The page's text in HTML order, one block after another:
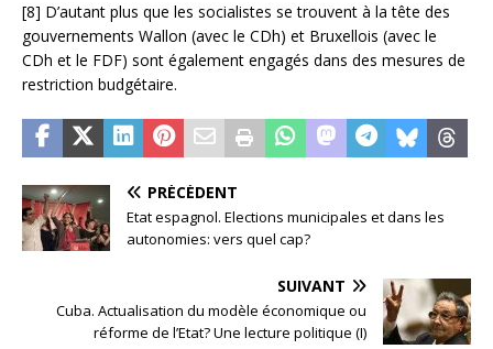
[8] D’autant plus que les socialistes se trouvent à la tête des
gouvernements Wallon (avec le CDh) et Bruxellois (avec le
CDh et le FDF) sont également engagés dans des mesures de
restriction budgétaire.
PRÉCÉDENT
Etat espagnol. Elections municipales et dans les
autonomies: vers quel cap?
SUIVANT
Cuba. Actualisation du modèle économique ou
réforme de l’Etat? Une lecture politique (I)